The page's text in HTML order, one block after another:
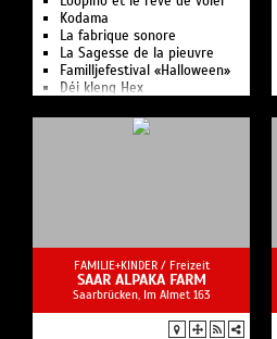
Kodama
La fabrique sonore
La Sagesse de la pieuvre
Familljefestival «Halloween»
Déi kleng Hex
Les sous-doués de l’horreur /
Die Grusel-Loser
FAMILIE+KINDER / Freizeit
SAAR ALPAKA FARM
Saarbrücken, Im Almet 163